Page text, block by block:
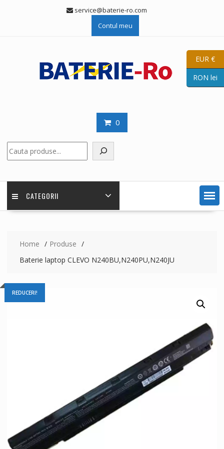
service@baterie-ro.com
Contul meu
0
CATEGORII
Home
Produse
Baterie laptop CLEVO N240BU,N240PU,N240JU
REDUCERI!
EUR €
RON lei